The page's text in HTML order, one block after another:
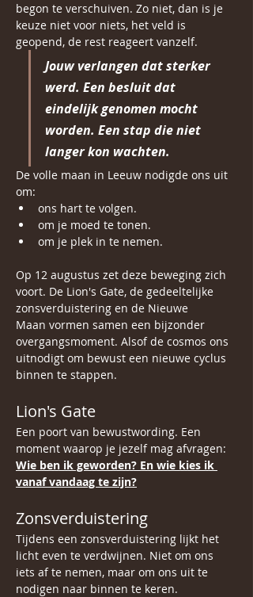
begon te verschuiven. Zo niet, dan is je
keuze niet voor niets, het veld is
geopend, de rest reageert vanzelf.
Jouw verlangen dat sterker
werd. Een besluit dat
eindelijk genomen mocht
worden. Een stap die niet
langer kon wachten.
De volle maan in Leeuw nodigde ons uit
om:
ons hart te volgen.
om je moed te tonen.
om je plek in te nemen.
Op 12 augustus zet deze beweging zich
voort. De Lion's Gate, de gedeeltelijke
zonsverduistering en de Nieuwe
Maan vormen samen een bijzonder
overgangsmoment. Alsof de cosmos ons
uitnodigt om bewust een nieuwe cyclus
binnen te stappen.
Lion's Gate
Een poort van bewustwording. Een
moment waarop je jezelf mag afvragen:
Wie ben ik geworden? En wie kies ik
vanaf vandaag te zijn?
Zonsverduistering
Tijdens een zonsverduistering lijkt het
licht even te verdwijnen. Niet om ons
iets af te nemen, maar om ons uit te
nodigen naar binnen te keren.